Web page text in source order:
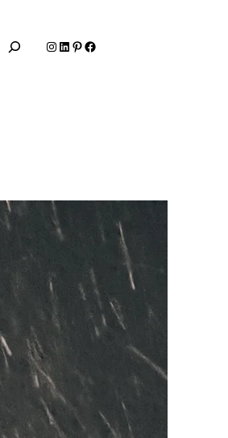
Instagram LinkedIn Pinterest Facebook